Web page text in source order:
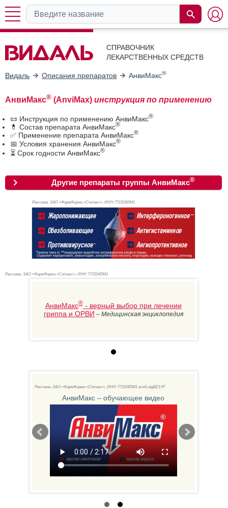
СПРАВОЧНИК
ЛЕКАРСТВЕННЫХ СРЕДСТВ
Видаль Описания препаратов АнвиМакс®
АнвиМакс® (AnviMax) инструкция по применению
📜 Инструкция по применению АнвиМакс®
💊 Состав препарата АнвиМакс®
✅ Применение препарата АнвиМакс®
📅 Условия хранения АнвиМакс®
⏳ Срок годности АнвиМакс®
Другие препараты группы АнвиМакс®
Реклама. ЗАО «ФармФирма «Сотекс», ИНН 7715240941
Реклама. ЗАО «ФармФирма «Сотекс», ИНН 7715240941
АнвиМакс®- верный выбор при лечении
гриппа и ОРВИ – Медицинская энциклопедия
Реклама. ЗАО «ФармФирма «Сотекс», ИНН 7715240941 erid:LatgBZ1YF
АнвиМакс – обучающее видео